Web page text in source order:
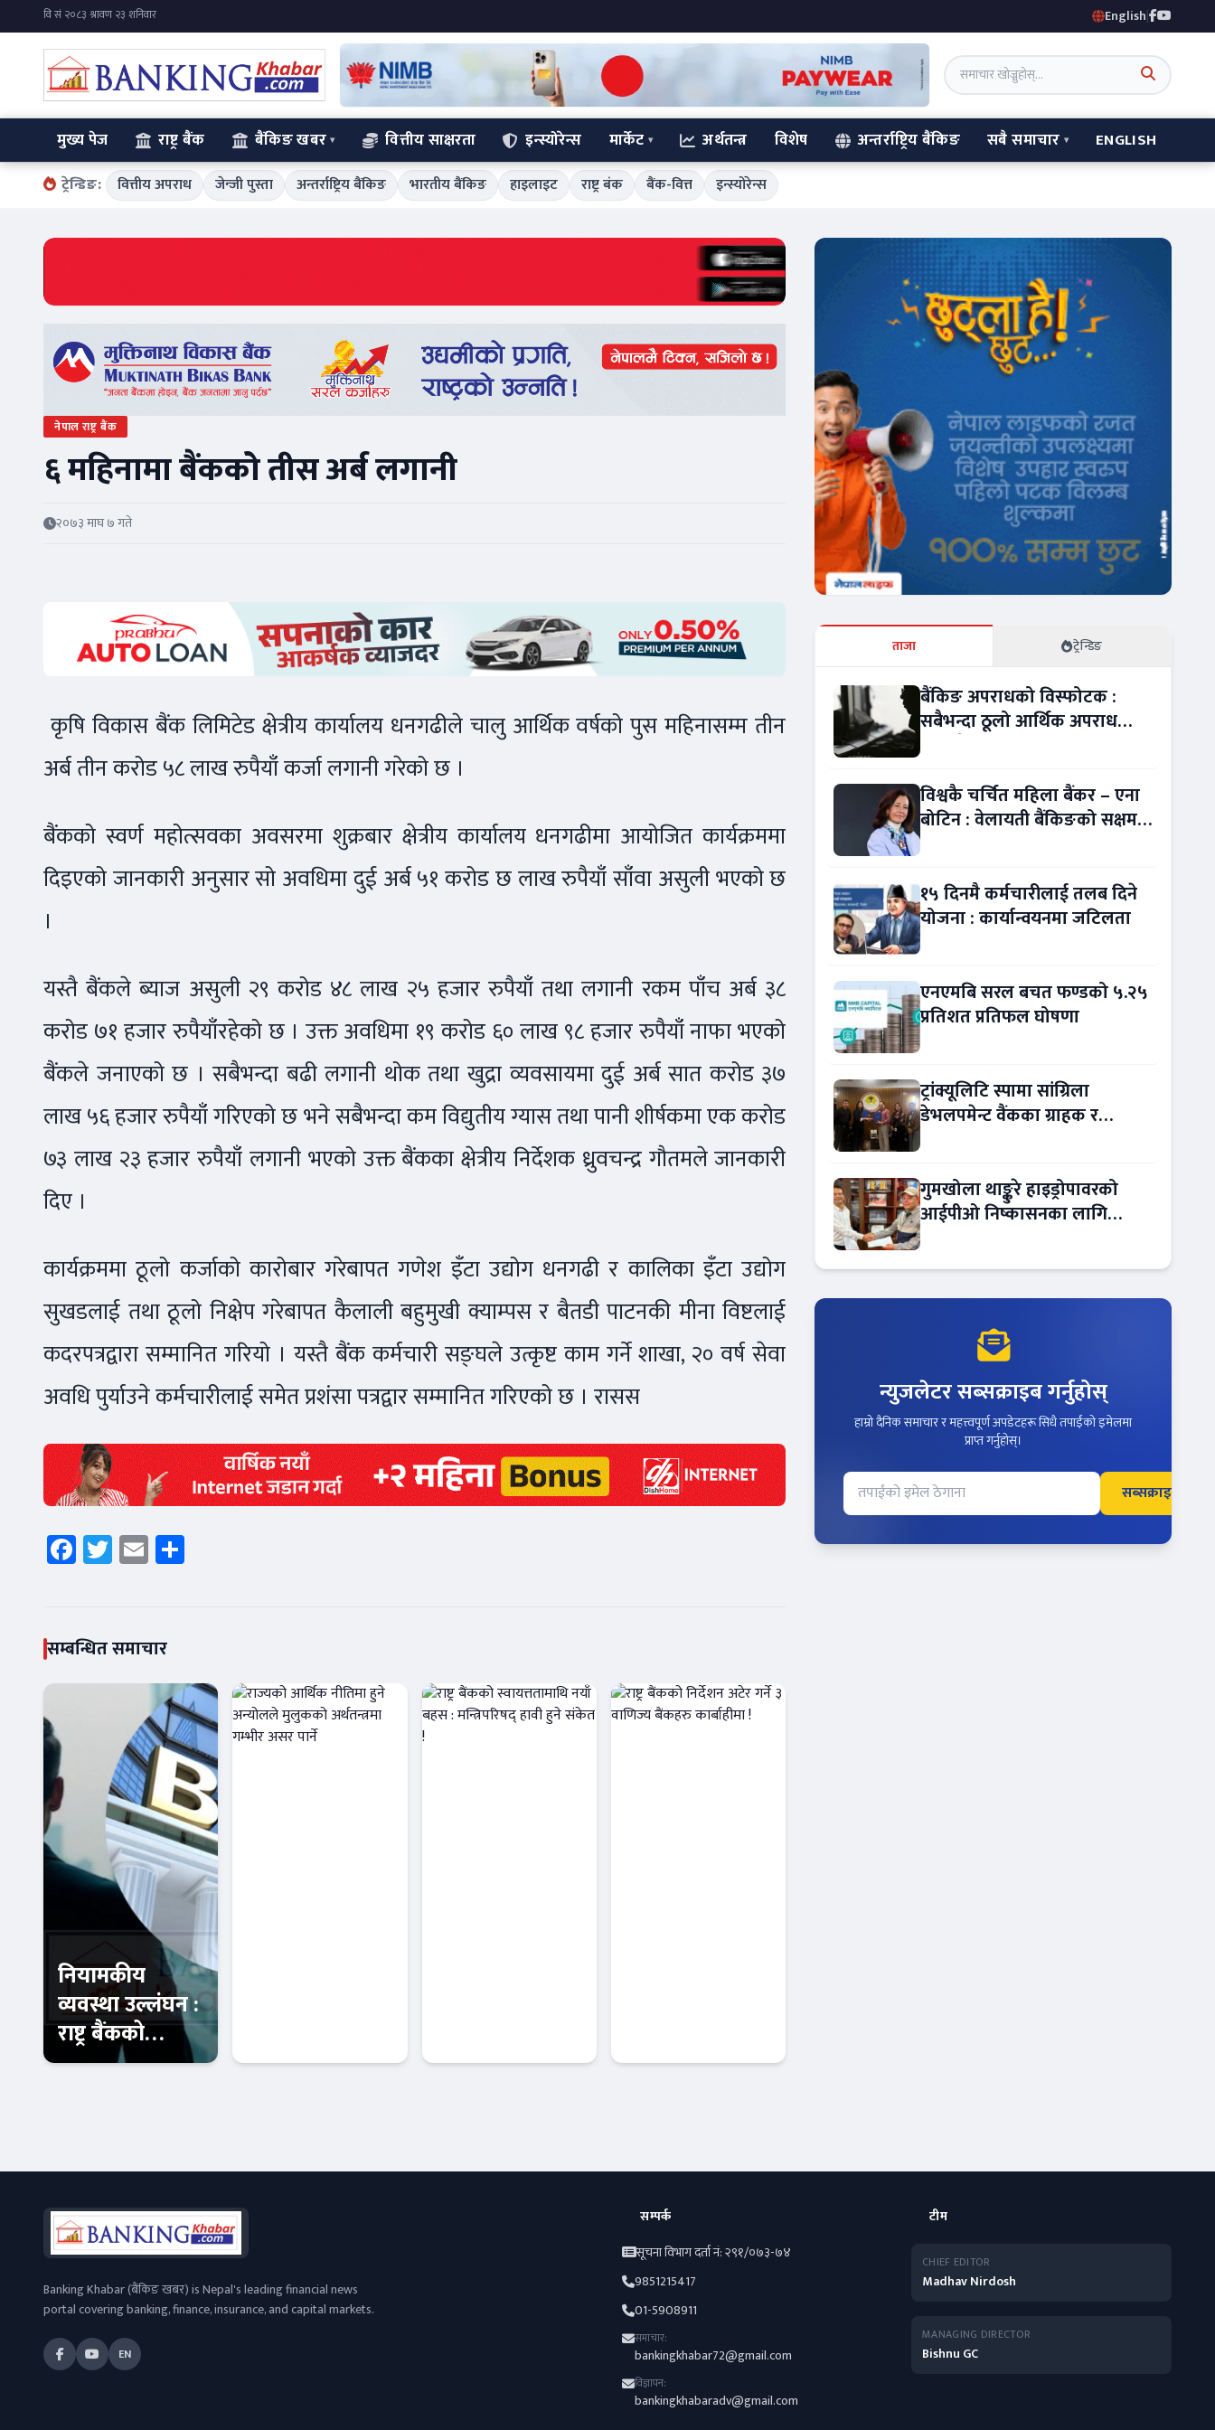
English|
मुख्य पेज राष्ट्र बैंक बैंकिङ खबर वित्तीय साक्षरता इन्स्योरेन्स मार्केट अर्थतन्त्र विशेष अन्तर्राष्ट्रिय बैंकिङ सबै समाचार ENGLISH
ट्रेन्डिङ: वित्तीय अपराध जेन्जी पुस्ता अन्तर्राष्ट्रिय बैंकिङ भारतीय बैंकिङ हाइलाइट राष्ट्र बंक बैंक-वित्त इन्स्योरेन्स
नेपाल राष्ट्र बैंक
६ महिनामा बैंकको तीस अर्ब लगानी
२०७३ माघ ७ गते
कृषि विकास बैंक लिमिटेड क्षेत्रीय कार्यालय धनगढीले चालु आर्थिक वर्षको पुस महिनासम्म तीन
अर्ब तीन करोड ५८ लाख रुपैयाँ कर्जा लगानी गरेको छ ।
बैंकको स्वर्ण महोत्सवका अवसरमा शुक्रबार क्षेत्रीय कार्यालय धनगढीमा आयोजित कार्यक्रममा
दिइएको जानकारी अनुसार सो अवधिमा दुई अर्ब ५१ करोड छ लाख रुपैयाँ साँवा असुली भएको छ
।
यस्तै बैंकले ब्याज असुली २९ करोड ४८ लाख २५ हजार रुपैयाँ तथा लगानी रकम पाँच अर्ब ३८
करोड ७१ हजार रुपैयाँरहेको छ । उक्त अवधिमा १९ करोड ६० लाख ९८ हजार रुपैयाँ नाफा भएको
बैंकले जनाएको छ । सबैभन्दा बढी लगानी थोक तथा खुद्रा व्यवसायमा दुई अर्ब सात करोड ३७
लाख ५६ हजार रुपैयाँ गरिएको छ भने सबैभन्दा कम विद्युतीय ग्यास तथा पानी शीर्षकमा एक करोड
७३ लाख २३ हजार रुपैयाँ लगानी भएको उक्त बैंकका क्षेत्रीय निर्देशक ध्रुवचन्द्र गौतमले जानकारी
दिए ।
कार्यक्रममा ठूलो कर्जाको कारोबार गरेबापत गणेश इँटा उद्योग धनगढी र कालिका इँटा उद्योग
सुखडलाई तथा ठूलो निक्षेप गरेबापत कैलाली बहुमुखी क्याम्पस र बैतडी पाटनकी मीना विष्टलाई
कदरपत्रद्वारा सम्मानित गरियो । यस्तै बैंक कर्मचारी सङ्घले उत्कृष्ट काम गर्ने शाखा, २० वर्ष सेवा
अवधि पुर्याउने कर्मचारीलाई समेत प्रशंसा पत्रद्वार सम्मानित गरिएको छ । रासस
Facebook
Twitter
Email
सम्बन्धित समाचार
नियामकीय
व्यवस्था उल्लंघन :
राष्ट्र बैंकको
कारबाहीमा ९
मुलुकको
मन्त्रिपरिषद् हावी
कार्बाहीमा !
ताजा ट्रेन्डिङ
बैंकिङ अपराधको विस्फोटक :
सबैभन्दा ठूलो आर्थिक अपराध
विश्वकै चर्चित महिला बैंकर – एना
बोटिन : वेलायती बैंकिङको सक्षम
१५ दिनमै कर्मचारीलाई तलब दिने
योजना : कार्यान्वयनमा जटिलता
एनएमबि सरल बचत फण्डको ५.२५
प्रतिशत प्रतिफल घोषणा
ट्रांक्यूलिटि स्पामा सांग्रिला
डेभलपमेन्ट वैंकका ग्राहक र
गुमखोला थाङ्कुरे हाइड्रोपावरको
आईपीओ निष्कासनका लागि
न्युजलेटर सब्सक्राइब गर्नुहोस्
हाम्रो दैनिक समाचार र महत्त्वपूर्ण अपडेटहरू सिधै तपाईंको इमेलमा
प्राप्त गर्नुहोस्।
सब्सक्राइब
Banking Khabar (बैंकिङ खबर) is Nepal's leading financial news
portal covering banking, finance, insurance, and capital markets.
EN
सम्पर्क
सूचना विभाग दर्ता नं: २९१/०७३-७४
9851215417
01-5908911
समाचार:
bankingkhabar72@gmail.com
विज्ञापन:
bankingkhabaradv@gmail.com
टीम
CHIEF EDITOR
Madhav Nirdosh
MANAGING DIRECTOR
Bishnu GC